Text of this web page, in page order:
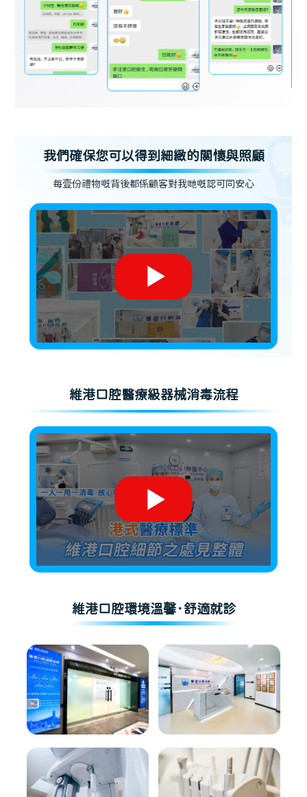
我們確保您可以得到細緻的關懷與照顧
每壹份禮物嘅背後都係顧客對我哋嘅認可同安心
維港口腔醫療級器械消毒流程
維港口腔環境溫馨·舒適就診